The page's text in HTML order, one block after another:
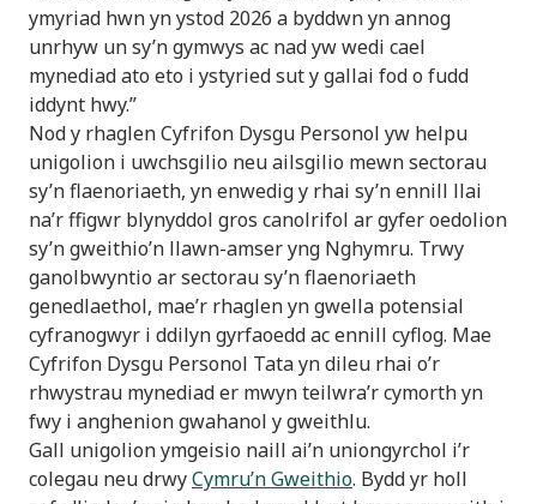
ymyriad hwn yn ystod 2026 a byddwn yn annog
unrhyw un sy’n gymwys ac nad yw wedi cael
mynediad ato eto i ystyried sut y gallai fod o fudd
iddynt hwy.”
Nod y rhaglen Cyfrifon Dysgu Personol yw helpu
unigolion i uwchsgilio neu ailsgilio mewn sectorau
sy’n flaenoriaeth, yn enwedig y rhai sy’n ennill llai
na’r ffigwr blynyddol gros canolrifol ar gyfer oedolion
sy’n gweithio’n llawn-amser yng Nghymru. Trwy
ganolbwyntio ar sectorau sy’n flaenoriaeth
genedlaethol, mae’r rhaglen yn gwella potensial
cyfranogwyr i ddilyn gyrfaoedd ac ennill cyflog. Mae
Cyfrifon Dysgu Personol Tata yn dileu rhai o’r
rhwystrau mynediad er mwyn teilwra’r cymorth yn
fwy i anghenion gwahanol y gweithlu.
Gall unigolion ymgeisio naill ai’n uniongyrchol i’r
colegau neu drwyCymru’n Gweithio. Bydd yr holl